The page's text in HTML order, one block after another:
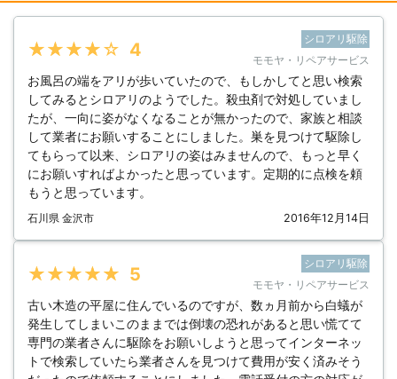
★★★★★ 4
シロアリ駆除
モモヤ・リペアサービス
お風呂の端をアリが歩いていたので、もしかしてと思い検索
してみるとシロアリのようでした。殺虫剤で対処していまし
たが、一向に姿がなくなることが無かったので、家族と相談
して業者にお願いすることにしました。巣を見つけて駆除し
てもらって以来、シロアリの姿はみませんので、もっと早く
にお願いすればよかったと思っています。定期的に点検を頼
もうと思っています。
石川県 金沢市 2016年12月14日
★★★★★ 5
シロアリ駆除
モモヤ・リペアサービス
古い木造の平屋に住んでいるのですが、数ヵ月前から白蟻が
発生してしまいこのままでは倒壊の恐れがあると思い慌てて
専門の業者さんに駆除をお願いしようと思ってインターネッ
トで検索していたら業者さんを見つけて費用が安く済みそう